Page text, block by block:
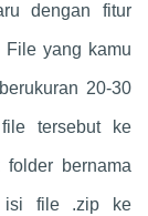
dengan fitur
File yang kamu
20-30
tersebut ke
folder bernama
isi file .zip ke